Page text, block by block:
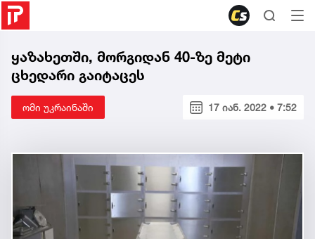
ყაზახეთში, მორგიდან 40-ზე მეტი
ცხედარი გაიტაცეს
ომი უკრაინაში 17 იან. 2022 • 7:52